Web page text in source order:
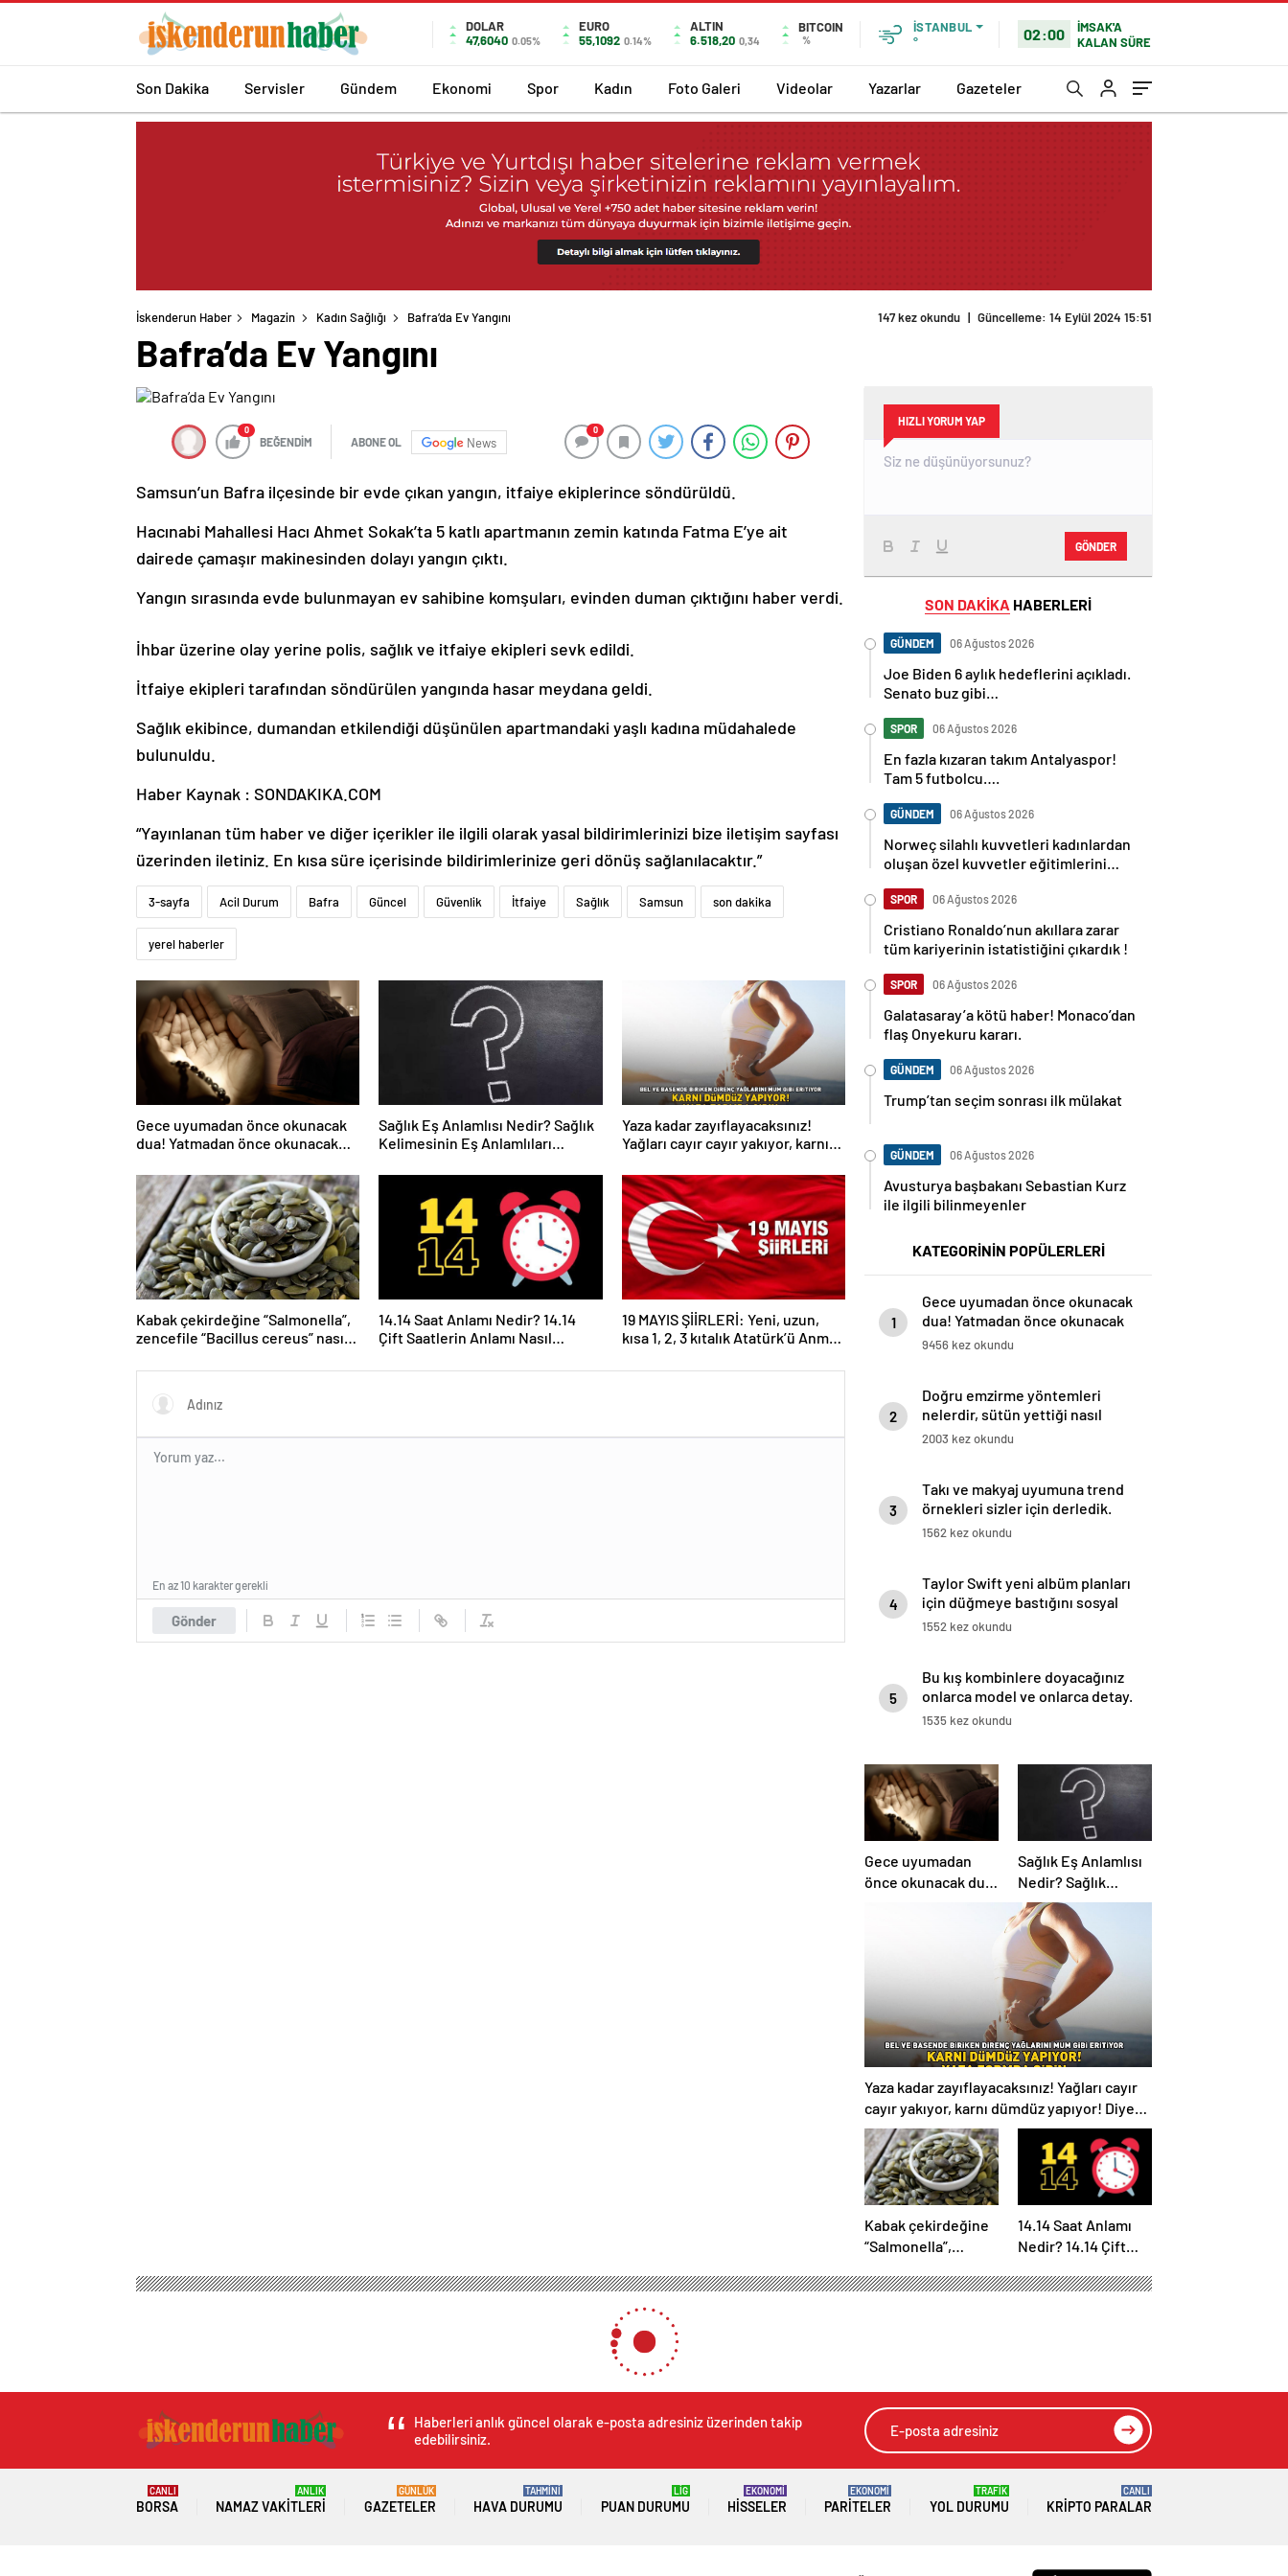
DOLAR
47,6040 0.05%
EURO
55,1092 0.14%
ALTIN
6.518,20 0,34
BITCOIN
%
İSTANBUL
°
02:00
İMSAK'A
KALAN SÜRE
Son Dakika Servisler Gündem Ekonomi Spor Kadın Foto Galeri Videolar Yazarlar Gazeteler
İskenderun Haber Magazin Kadın Sağlığı Bafra’da Ev Yangını 147 kez okundu | Güncelleme: 14 Eylül 2024 15:51
Bafra’da Ev Yangını
0
BEĞENDİM ABONE OL News
0
Samsun’un Bafra ilçesinde bir evde çıkan yangın, itfaiye ekiplerince söndürüldü.
Hacınabi Mahallesi Hacı Ahmet Sokak’ta 5 katlı apartmanın zemin katında Fatma E’ye ait
dairede çamaşır makinesinden dolayı yangın çıktı.
Yangın sırasında evde bulunmayan ev sahibine komşuları, evinden duman çıktığını haber verdi.
İhbar üzerine olay yerine polis, sağlık ve itfaiye ekipleri sevk edildi.
İtfaiye ekipleri tarafından söndürülen yangında hasar meydana geldi.
Sağlık ekibince, dumandan etkilendiği düşünülen apartmandaki yaşlı kadına müdahalede
bulunuldu.
Haber Kaynak : SONDAKIKA.COM
“Yayınlanan tüm haber ve diğer içerikler ile ilgili olarak yasal bildirimlerinizi bize iletişim sayfası
üzerinden iletiniz. En kısa süre içerisinde bildirimlerinize geri dönüş sağlanılacaktır.”
3-sayfa Acil Durum Bafra Güncel Güvenlik İtfaiye Sağlık Samsun son dakika
yerel haberler
Gece uyumadan önce okunacak
dua! Yatmadan önce okunacak
Sağlık Eş Anlamlısı Nedir? Sağlık
Kelimesinin Eş Anlamlıları
Yaza kadar zayıflayacaksınız!
Yağları cayır cayır yakıyor, karnı
çorbası tarifi ve püf noktaları!
Kabak çekirdeğine “Salmonella”,
zencefile “Bacillus cereus” nasıl
14.14 Saat Anlamı Nedir? 14.14
Çift Saatlerin Anlamı Nasıl
19 MAYIS ŞİİRLERİ: Yeni, uzun,
kısa 1, 2, 3 kıtalık Atatürk’ü Anma
Gönder
En az 10 karakter gerekli
HIZLI YORUM YAP
GÖNDER
SON DAKİKA HABERLERİ
GÜNDEM 06 Ağustos 2026
Joe Biden 6 aylık hedeflerini açıkladı.
Senato buz gibi…
SPOR 06 Ağustos 2026
En fazla kızaran takım Antalyaspor!
Tam 5 futbolcu….
GÜNDEM 06 Ağustos 2026
Norweç silahlı kuvvetleri kadınlardan
oluşan özel kuvvetler eğitimlerini
SPOR 06 Ağustos 2026
Cristiano Ronaldo’nun akıllara zarar
tüm kariyerinin istatistiğini çıkardık !
SPOR 06 Ağustos 2026
Galatasaray’a kötü haber! Monaco’dan
flaş Onyekuru kararı.
GÜNDEM 06 Ağustos 2026
Trump’tan seçim sonrası ilk mülakat
GÜNDEM 06 Ağustos 2026
Avusturya başbakanı Sebastian Kurz
ile ilgili bilinmeyenler
KATEGORİNİN POPÜLERLERİ
1
Gece uyumadan önce okunacak
dua! Yatmadan önce okunacak
dualar! Uyumak için hangi dua?
9456 kez okundu
2
Doğru emzirme yöntemleri
nelerdir, sütün yettiği nasıl
anlaşılır?
2003 kez okundu
3
Takı ve makyaj uyumuna trend
örnekleri sizler için derledik.
1562 kez okundu
4
Taylor Swift yeni albüm planları
için düğmeye bastığını sosyal
medyadan duyurdu!
1552 kez okundu
5
Bu kış kombinlere doyacağınız
onlarca model ve onlarca detay.
1535 kez okundu
Gece uyumadan
önce okunacak dua!
Sağlık Eş Anlamlısı
Nedir? Sağlık
Kelimesinin Eş
Anlamlıları
Nelerdir?
Yaza kadar zayıflayacaksınız! Yağları cayır
cayır yakıyor, karnı dümdüz yapıyor! Diyet
kabak çorbası tarifi ve püf noktaları!
Kabak çekirdeğine
“Salmonella”,
cereus” nasıl
14.14 Saat Anlamı
Nedir? 14.14 Çift
Nasıl Yorumlanır?
Haberleri anlık güncel olarak e-posta adresiniz üzerinden takip
edebilirsiniz.
BORSA
CANLI
NAMAZ VAKITLERI
ANLIK
GAZETELER
GÜNLÜK
HAVA DURUMU
TAHMİNİ
PUAN DURUMU
LİG
HISSELER
EKONOMİ
PARITELER
EKONOMİ
YOL DURUMU
TRAFİK
KRIPTO PARALAR
CANLI